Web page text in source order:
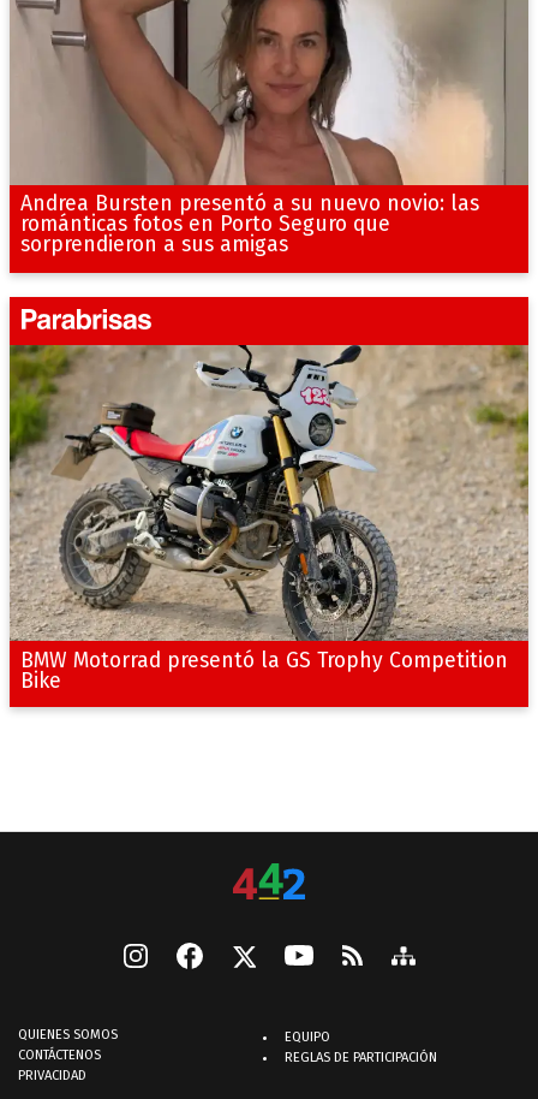
Andrea Bursten presentó a su nuevo novio: las
románticas fotos en Porto Seguro que
sorprendieron a sus amigas
BMW Motorrad presentó la GS Trophy Competition
Bike
QUIENES SOMOS
CONTÁCTENOS
PRIVACIDAD
EQUIPO
REGLAS DE PARTICIPACIÓN